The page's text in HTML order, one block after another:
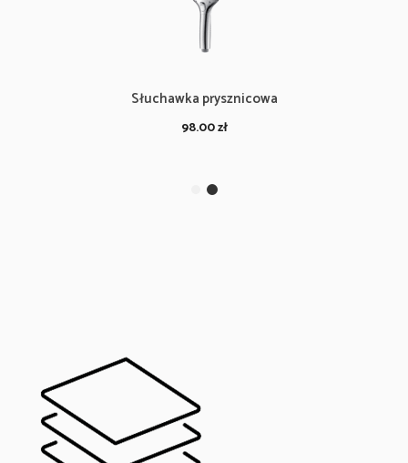
Słuchawka prysznicowa
98.00zł